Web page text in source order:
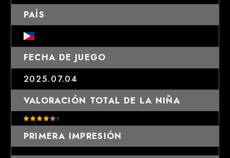
PAÍS
FECHA DE JUEGO
2025.07.04
VALORACIÓN TOTAL DE LA NIÑA
PRIMERA IMPRESIÓN